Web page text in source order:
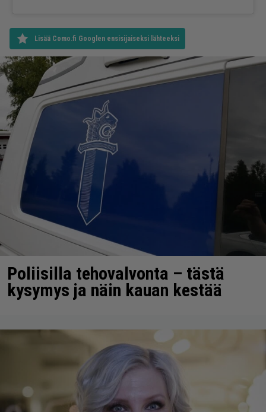
Lisää Como.fi Googlen ensisijaiseksi lähteeksi
Poliisilla tehovalvonta – tästä
kysymys ja näin kauan kestää